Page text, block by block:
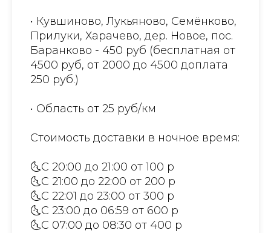
• Кувшиново, Лукьяново, Семёнково,
Прилуки, Харачево, дер. Новое, пос.
Баранково - 450 руб (бесплатная от
4500 руб, от 2000 до 4500 доплата
250 руб.)
• Область от 25 руб/км
Стоимость доставки в ночное время:
🌜С 20:00 до 21:00 от 100 р
🌜С 21:00 до 22:00 от 200 р
🌜С 22:01 до 23:00 от 300 р
🌜С 23:00 до 06:59 от 600 р
🌜С 07:00 до 08:30 от 400 р